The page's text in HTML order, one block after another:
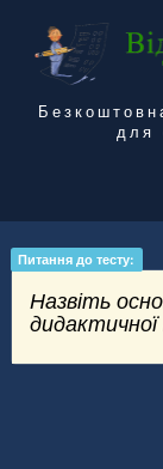
для
Питання до тесту:
Назвіть